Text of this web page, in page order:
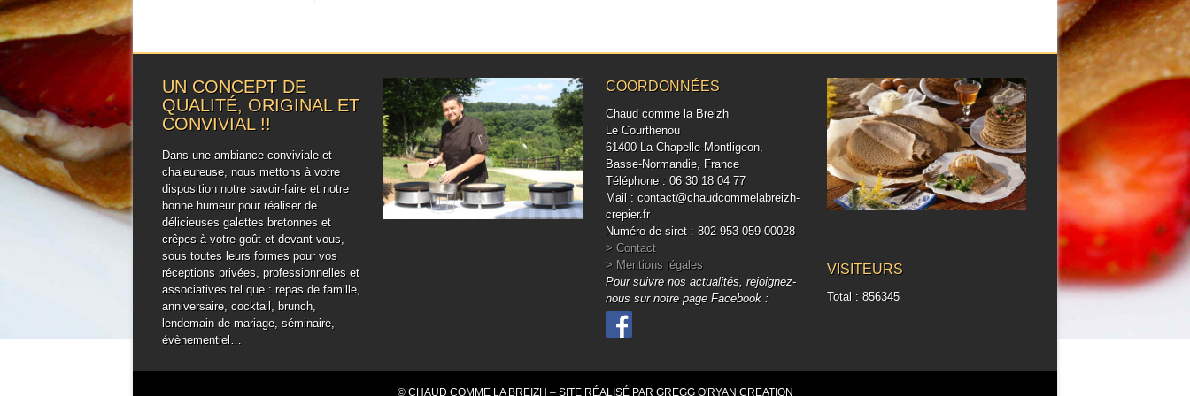
UN CONCEPT DE
QUALITÉ, ORIGINAL ET
CONVIVIAL !!
Dans une ambiance conviviale et
chaleureuse, nous mettons à votre
disposition notre savoir-faire et notre
bonne humeur pour réaliser de
délicieuses galettes bretonnes et
crêpes à votre goût et devant vous,
sous toutes leurs formes pour vos
réceptions privées, professionnelles et
associatives tel que : repas de famille,
anniversaire, cocktail, brunch,
lendemain de mariage, séminaire,
évènementiel…
COORDONNÉES
Chaud comme la Breizh
Le Courthenou
61400 La Chapelle-Montligeon,
Basse-Normandie, France
Téléphone : 06 30 18 04 77
Mail : contact@chaudcommelabreizh-
crepier.fr
Numéro de siret : 802 953 059 00028
> Contact
> Mentions légales
Pour suivre nos actualités, rejoignez-
nous sur notre page Facebook :
VISITEURS
Total : 856345
© CHAUD COMME LA BREIZH – SITE RÉALISÉ PAR GREGG O'RYAN CREATION